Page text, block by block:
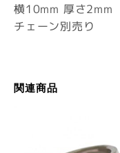
関連商品
横10mm 厚さ2mm
チェーン別売り